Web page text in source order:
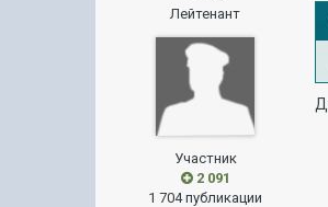
Лейтенант
Участник
2 091
1 704 публикации